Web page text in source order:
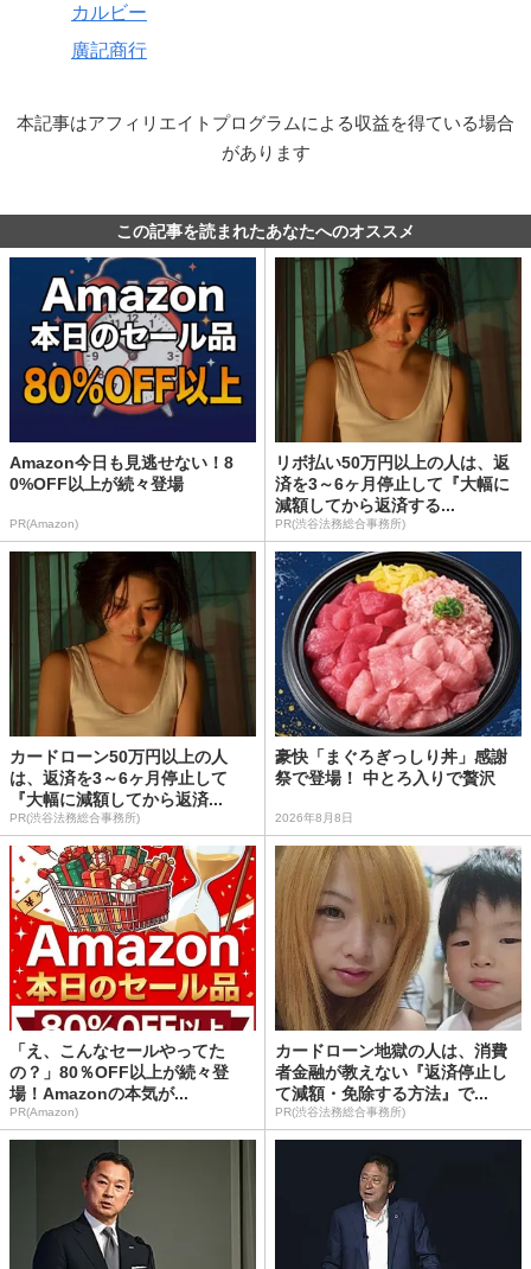
カルビー
廣記商行
本記事はアフィリエイトプログラムによる収益を得ている場合
があります
この記事を読まれたあなたへのオススメ
Amazon今日も見逃せない！8
0%OFF以上が続々登場
PR(Amazon)
リボ払い50万円以上の人は、返
済を3～6ヶ月停止して『大幅に
減額してから返済する...
PR(渋谷法務総合事務所)
カードローン50万円以上の人
は、返済を3～6ヶ月停止して
『大幅に減額してから返済...
PR(渋谷法務総合事務所)
豪快「まぐろぎっしり丼」感謝
祭で登場！ 中とろ入りで贅沢
2026年8月8日
「え、こんなセールやってた
の？」80％OFF以上が続々登
場！Amazonの本気が...
PR(Amazon)
カードローン地獄の人は、消費
者金融が教えない『返済停止し
て減額・免除する方法』で...
PR(渋谷法務総合事務所)